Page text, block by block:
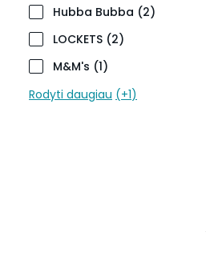
Hubba Bubba (2)
LOCKETS (2)
M&M's (1)
Rodyti daugiau (+1)